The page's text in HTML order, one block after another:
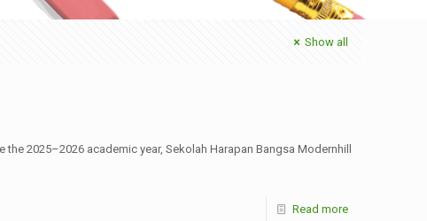
Show all
2025–2026 academic year, Sekolah Harapan Bangsa Modernhill
Read more